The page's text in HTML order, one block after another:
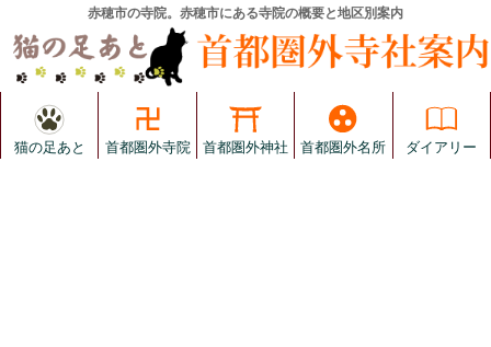
赤穂市の寺院。赤穂市にある寺院の概要と地区別案内
猫の足あと 首都圏外寺院 首都圏外神社 首都圏外名所 ダイアリー